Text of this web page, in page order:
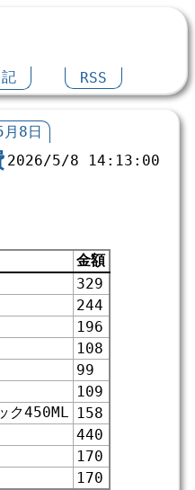
RSS
8日
2026/5/8 14:13:00
金額
329
244
196
108
99
109
ク450ML
158
440
170
170